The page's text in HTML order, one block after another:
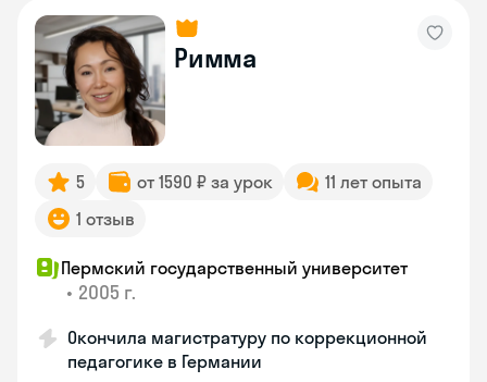
Римма
5 от 1590 ₽ за урок
11 лет опыта
1 отзыв
Пермский государственный университет
• 2005 г.
Окончила магистратуру по коррекционной
педагогике в Германии